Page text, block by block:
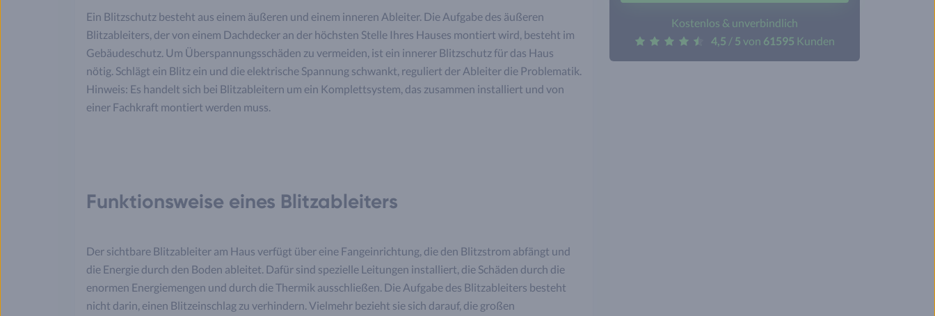
Ein Blitzschutz besteht aus einem äußeren und einem inneren Ableiter. Die Aufgabe des äußeren
Blitzableiters, der von einem Dachdecker an der höchsten Stelle Ihres Hauses montiert wird, besteht im
Gebäudeschutz. Um Überspannungsschäden zu vermeiden, ist ein innerer Blitzschutz für das Haus
nötig. Schlägt ein Blitz ein und die elektrische Spannung schwankt, reguliert der Ableiter die Problematik.
Hinweis: Es handelt sich bei Blitzableitern um ein Komplettsystem, das zusammen installiert und von
einer Fachkraft montiert werden muss.
Funktionsweise eines Blitzableiters
Der sichtbare Blitzableiter am Haus verfügt über eine Fangeinrichtung, die den Blitzstrom abfängt und
die Energie durch den Boden ableitet. Dafür sind spezielle Leitungen installiert, die Schäden durch die
enormen Energiemengen und durch die Thermik ausschließen. Die Aufgabe des Blitzableiters besteht
nicht darin, einen Blitzeinschlag zu verhindern. Vielmehr bezieht sie sich darauf, die großen
Kostenlos & unverbindlich
4,5 / 5 von 61595 Kunden